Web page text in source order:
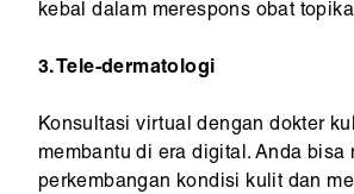
kebal dalam merespons obat
3. Tele-dermatologi
Konsultasi virtual dengan dokter
membantu di era digital. Anda bisa
perkembangan kondisi kulit dan